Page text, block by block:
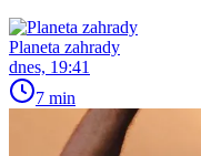
Planeta zahrady
dnes, 19:41
7 min